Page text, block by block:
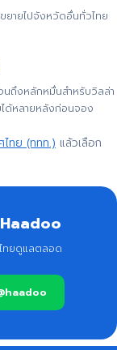
ยายไปจังหวัดอื่นทั่วไทย
ถึงหลักหมื่นสำหรับวิลล่า
ด้หลายหลังก่อนจอง
ไทย (ททท.) แล้วเลือก
ทยดูแลตลอด